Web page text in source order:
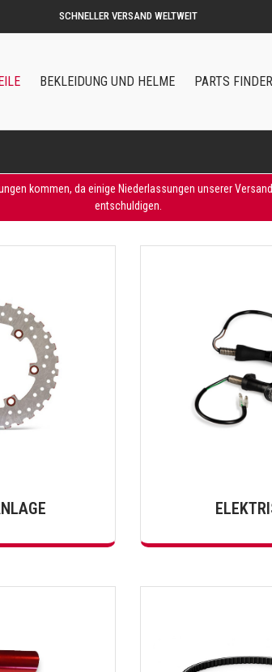
SCHNELLER VERSAND WELTWEIT
BEKLEIDUNG UND HELME PARTS FINDER
kommen, da einige Niederlassungen unserer
entschuldigen.